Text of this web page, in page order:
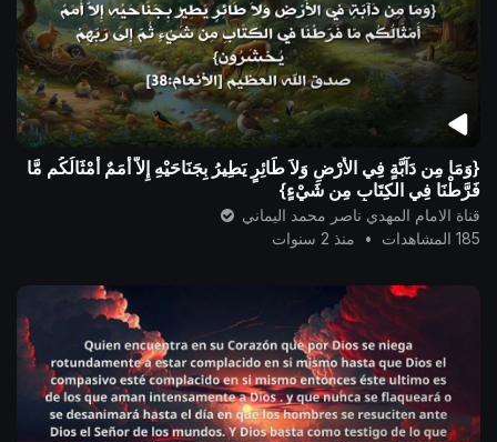
{وَمَا مِن دَآبَّةٍ فِي الأَرْضِ وَلاَ طَائِرٍ يَطِيرُ بِجَنَاحَيْهِ إِلاَّ أُمَمٌ أَمْثَالُكُم مَّا
فَرَّطْنَا فِي الكِتَابِ مِن شَيْءٍ}
قناة الامام المهدي ناصر محمد اليماني
185 المشاهدات
• منذ 2 سنوات